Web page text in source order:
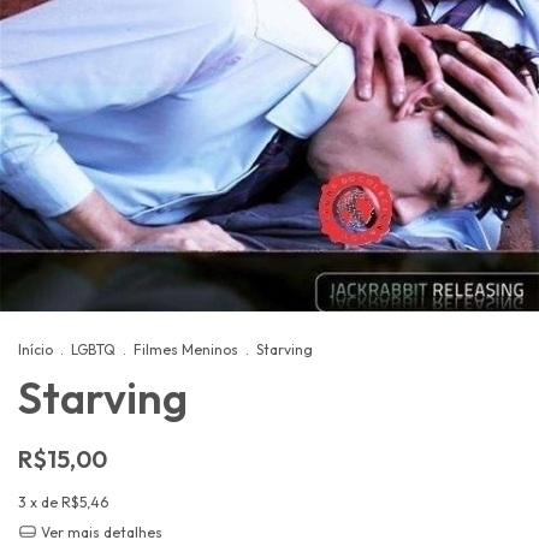
Início LGBTQ Filmes Meninos Starving
Starving
R$15,00
3 x de R$5,46
Ver mais detalhes